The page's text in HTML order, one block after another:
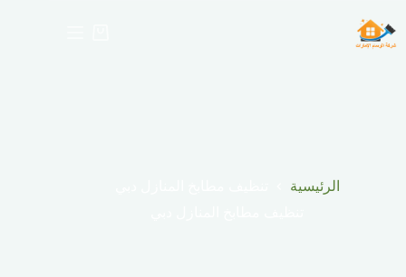
إلى
المحتوى
الرئيسية